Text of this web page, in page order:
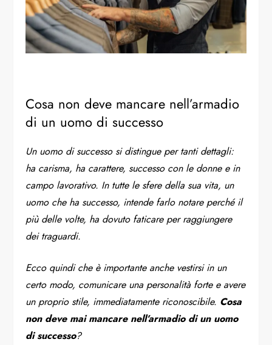
Cosa non deve mancare nell’armadio
di un uomo di successo
Un uomo di successo si distingue per tanti dettagli:
ha carisma, ha carattere, successo con le donne e in
campo lavorativo. In tutte le sfere della sua vita, un
uomo che ha successo, intende farlo notare perché il
più delle volte, ha dovuto faticare per raggiungere
dei traguardi.
Ecco quindi che è importante anche vestirsi in un
certo modo, comunicare una personalità forte e avere
un proprio stile, immediatamente riconoscibile. Cosa
non deve mai mancare nell’armadio di un uomo
di successo?